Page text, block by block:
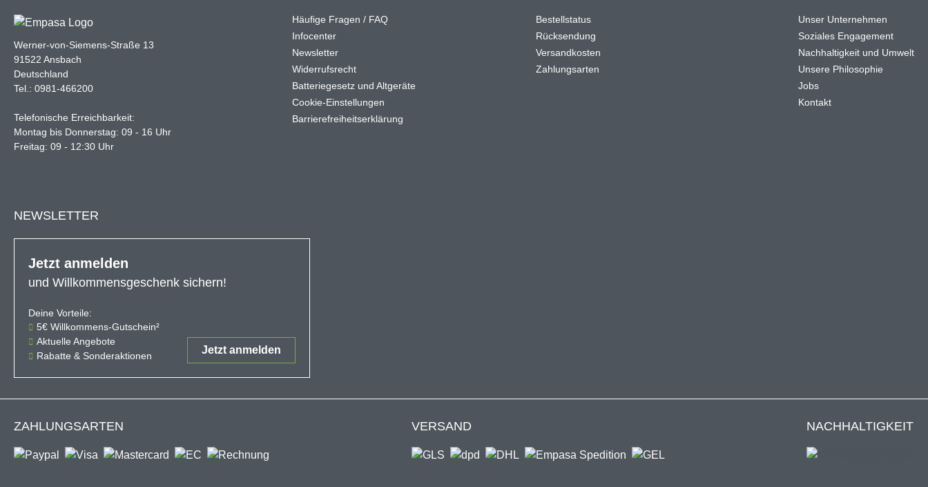
Werner-von-Siemens-Straße 13
91522 Ansbach
Deutschland
Tel.: 0981-466200
Telefonische Erreichbarkeit:
Montag bis Donnerstag: 09 - 16 Uhr
Freitag: 09 - 12:30 Uhr
Häufige Fragen / FAQ
Infocenter
Newsletter
Widerrufsrecht
Batteriegesetz und Altgeräte
Cookie-Einstellungen
Barrierefreiheitserklärung
Bestellstatus
Rücksendung
Versandkosten
Zahlungsarten
Unser Unternehmen
Soziales Engagement
Nachhaltigkeit und Umwelt
Unsere Philosophie
Jobs
Kontakt
NEWSLETTER
Jetzt anmelden
und Willkommensgeschenk sichern!
Deine Vorteile:
5€ Willkommens-Gutschein²Der 5€-Gutschein ist ab einem Einkaufswert von 50€ gültig und nur einmal pro Kunde einlösbar.
Aktuelle Angebote
Rabatte & Sonderaktionen
Jetzt anmelden
ZAHLUNGSARTEN VERSAND NACHHALTIGKEIT